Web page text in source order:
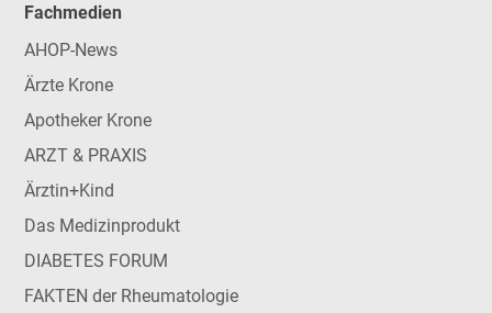
Fachmedien
AHOP-News
Ärzte Krone
Apotheker Krone
ARZT & PRAXIS
Ärztin+Kind
Das Medizinprodukt
DIABETES FORUM
FAKTEN der Rheumatologie